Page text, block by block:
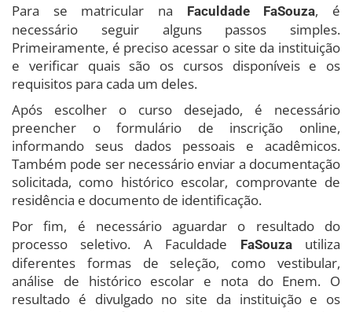
Para se matricular na Faculdade FaSouza, é
necessário seguir alguns passos simples.
Primeiramente, é preciso acessar o site da instituição
e verificar quais são os cursos disponíveis e os
requisitos para cada um deles.
Após escolher o curso desejado, é necessário
preencher o formulário de inscrição online,
informando seus dados pessoais e acadêmicos.
Também pode ser necessário enviar a documentação
solicitada, como histórico escolar, comprovante de
residência e documento de identificação.
Por fim, é necessário aguardar o resultado do
processo seletivo. A Faculdade
FaSouzautiliza
diferentes formas de seleção, como vestibular,
análise de histórico escolar e nota do Enem. O
resultado é divulgado no site da instituição e os